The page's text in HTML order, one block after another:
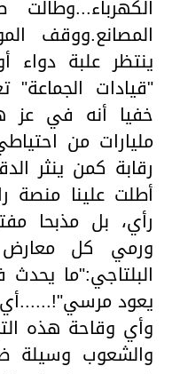
الكهرباء...وطالت
المصانع.ووقف
ينتظر علبة دواء
"قيادات الجماعة"
مليارات من
رقابة كمن ينثر
أطلت علينا منصة
رأي، بل مذبحا
ورمي كل معارض
البلتاجي:"ما
يعود مرسي"!......أي
وأي وقاحة هذه
والشعوب وسيلة